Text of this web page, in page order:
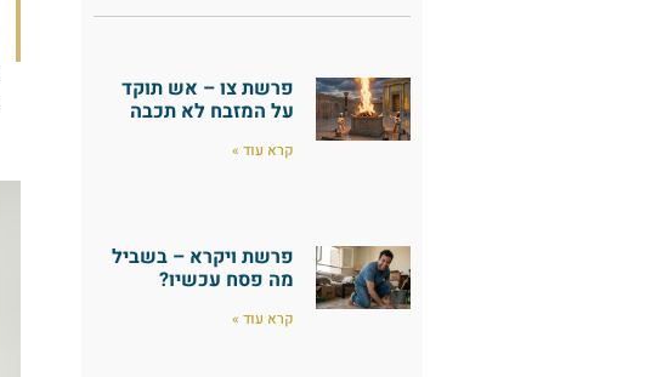
פרשת צו – אש תוקד
על המזבח לא תכבה
קרא עוד »
פרשת ויקרא – בשביל
מה פסח עכשיו?
קרא עוד »